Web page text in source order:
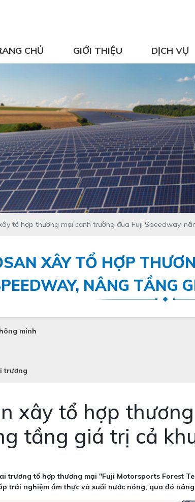
CHỦ GIỚI THIỆU DỊCH VỤ
tổ hợp thương mại cạnh trường đua Fuji Speedway,
XÂY TỔ HỢP
NÂNG TẦNG
minh
trương
xây tổ hợp
tầng giá trị cả
trương tổ hợp thương mại "Fuji Motorsports Forest
trải nghiệm ẩm thực và suối nước nóng, qua đó